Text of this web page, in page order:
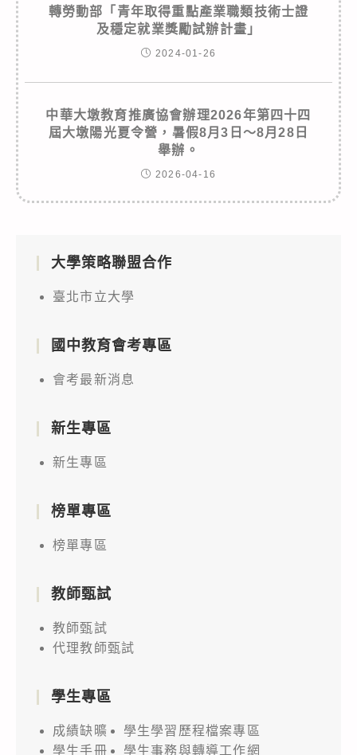
轉勞動部「青年取得重點產業職類技術士證
及穩定就業獎勵試辦計畫」
2024-01-26
中華大墩教育推廣協會辦理2026年第四十四
屆大墩陽光夏令營，暑假8月3日～8月28日
舉辦。
2026-04-16
大學策略聯盟合作
臺北市立大學
國中教育會考專區
會考最新消息
新生專區
新生專區
榜單專區
榜單專區
教師甄試
教師甄試
代理教師甄試
學生專區
成績缺曠
學生學習歷程檔案專區
學生手冊
學生事務與轉導工作網